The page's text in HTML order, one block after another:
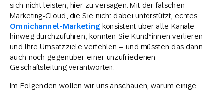
sich nicht leisten, hier zu versagen. Mit der falschen
Marketing-Cloud, die Sie nicht dabei unterstützt, echtes
Omnichannel-Marketing konsistent über alle Kanäle
hinweg durchzuführen, könnten Sie Kund*innen verlieren
und Ihre Umsatzziele verfehlen – und müssten das dann
auch noch gegenüber einer unzufriedenen
Geschäftsleitung verantworten.
Im Folgenden wollen wir uns anschauen, warum einige